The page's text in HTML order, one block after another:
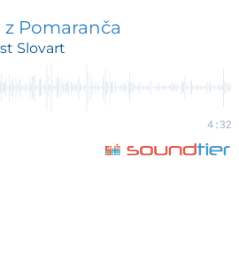
z Pomaranča
Slovart
4:32